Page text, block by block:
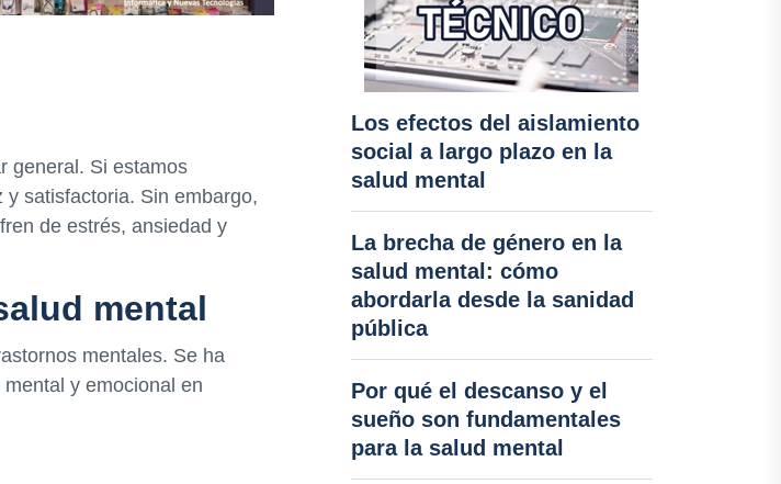
general. Si estamos
satisfactoria. Sin embargo,
de estrés, ansiedad y
mental
mentales. Se ha
y emocional en
Los efectos del aislamiento
social a largo plazo en la
salud mental
La brecha de género en la
salud mental: cómo
abordarla desde la sanidad
pública
Por qué el descanso y el
sueño son fundamentales
para la salud mental